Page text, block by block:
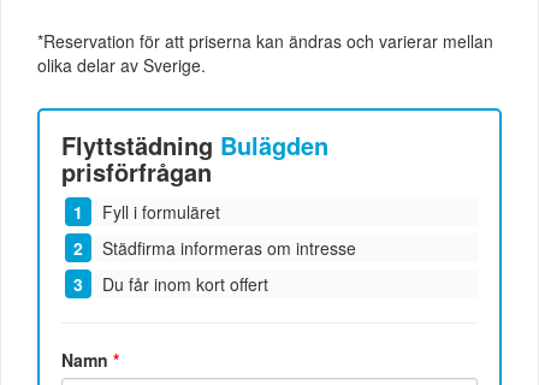
*Reservation för att priserna kan ändras och varierar mellan
olika delar av Sverige.
Flyttstädning Bulägden
prisförfrågan
Fyll i formuläret
Städfirma informeras om intresse
Du får inom kort offert
Namn*